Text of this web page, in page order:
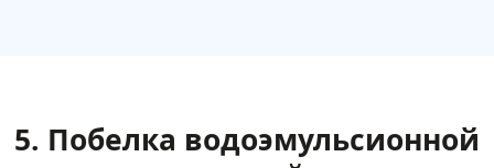
5. Побелка водоэмульсионной